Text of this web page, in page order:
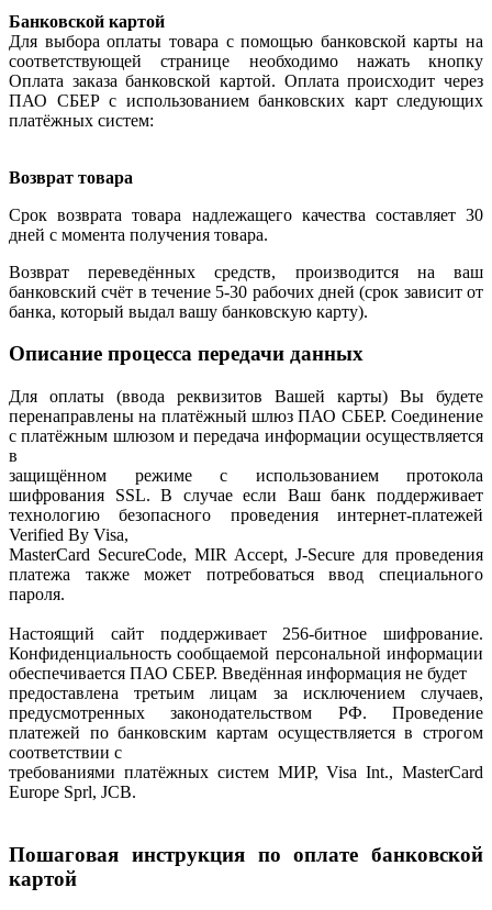
Банковской картой
Для выбора оплаты товара с помощью банковской карты на
соответствующей странице необходимо нажать кнопку
Оплата заказа банковской картой. Оплата происходит через
ПАО СБЕР с использованием банковских карт следующих
платёжных систем:
Возврат товара
Срок возврата товара надлежащего качества составляет 30
дней с момента получения товара.
Возврат переведённых средств, производится на ваш
банковский счёт в течение 5-30 рабочих дней (срок зависит от
банка, который выдал вашу банковскую карту).
Описание процесса передачи данных
Для оплаты (ввода реквизитов Вашей карты) Вы будете
перенаправлены на платёжный шлюз ПАО СБЕР. Соединение
с платёжным шлюзом и передача информации осуществляется
в
защищённом режиме с использованием протокола
шифрования SSL. В случае если Ваш банк поддерживает
технологию безопасного проведения интернет-платежей
Verified By Visa,
MasterCard SecureCode, MIR Accept, J-Secure для проведения
платежа также может потребоваться ввод специального
пароля.
Настоящий сайт поддерживает 256-битное шифрование.
Конфиденциальность сообщаемой персональной информации
обеспечивается ПАО СБЕР. Введённая информация не будет
предоставлена третьим лицам за исключением случаев,
предусмотренных законодательством РФ. Проведение
платежей по банковским картам осуществляется в строгом
соответствии с
требованиями платёжных систем МИР, Visa Int., MasterCard
Europe Sprl, JCB.
Пошаговая инструкция по оплате банковской
картой